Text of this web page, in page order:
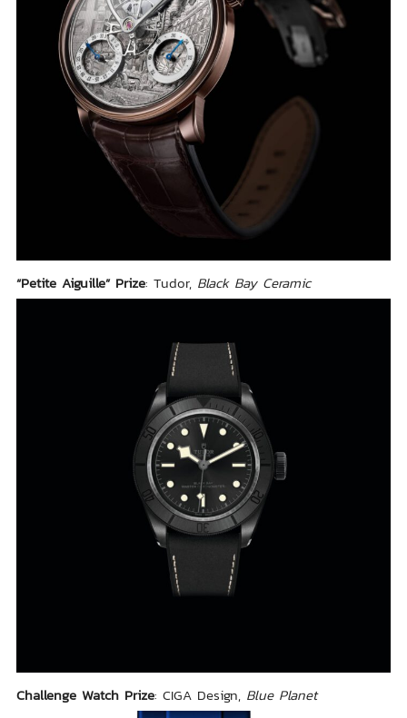
“Petite Aiguille” Prize: Tudor, Black Bay Ceramic
Challenge Watch Prize: CIGA Design, Blue Planet